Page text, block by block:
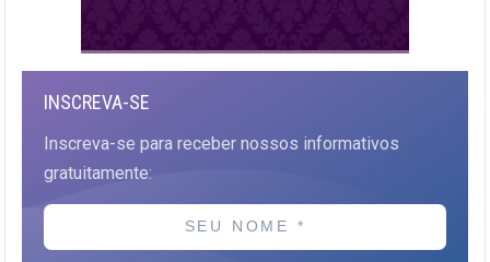
INSCREVA-SE
Inscreva-se para receber nossos informativos
gratuitamente: